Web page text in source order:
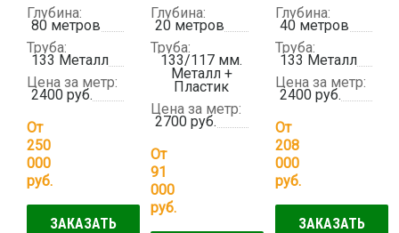
Глубина:
80 метров
Труба:
133 Металл
Цена за метр:
2400 руб.
От
250
000
руб.
ЗАКАЗАТЬ
Глубина:
20 метров
Труба:
133/117 мм.
Металл +
Пластик
Цена за метр:
2700 руб.
От
91
000
руб.
Глубина:
40 метров
Труба:
133 Металл
Цена за метр:
2400 руб.
От
208
000
руб.
ЗАКАЗАТЬ